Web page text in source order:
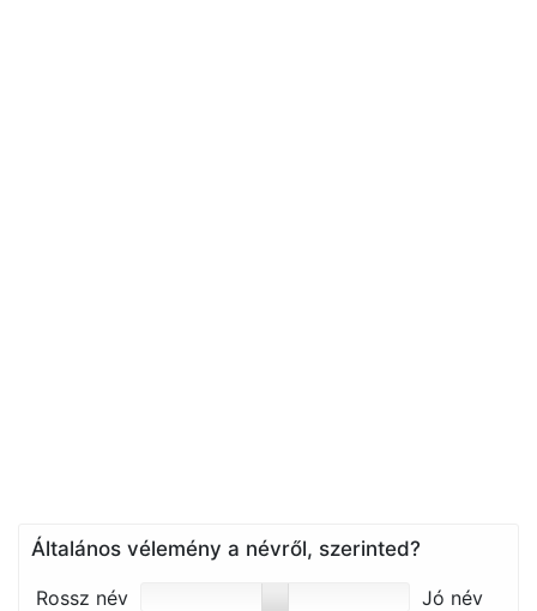
Általános vélemény a névről, szerinted?
Rossz név
Jó név